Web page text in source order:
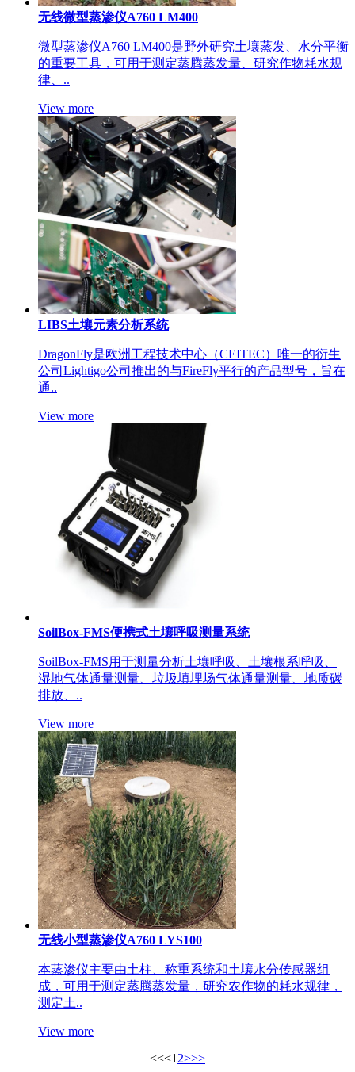
无线微型蒸渗仪A760 LM400
微型蒸渗仪A760 LM400是野外研究土壤蒸发、水分平衡
的重要工具，可用于测定蒸腾蒸发量、研究作物耗水规
律、..
View more
LIBS土壤元素分析系统
DragonFly是欧洲工程技术中心（CEITEC）唯一的衍生
公司Lightigo公司推出的与FireFly平行的产品型号，旨在
通..
View more
SoilBox-FMS便携式土壤呼吸测量系统
SoilBox-FMS用于测量分析土壤呼吸、土壤根系呼吸、
湿地气体通量测量、垃圾填埋场气体通量测量、地质碳
排放、..
View more
无线小型蒸渗仪A760 LYS100
本蒸渗仪主要由土柱、称重系统和土壤水分传感器组
成，可用于测定蒸腾蒸发量，研究农作物的耗水规律，
测定土..
View more
<<<1 2>>>